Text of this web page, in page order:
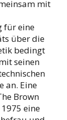
mit
für eine
über die
bedingt
seinen
an. Eine
Brown
eine